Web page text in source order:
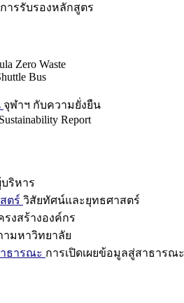
การรับรองหลักสูตร
Zero Waste
Bus
จุฬาฯ กับความยั่งยืน
Sustainability Report
ริหาร
ตร์ วิสัยทัศน์และยุทธศาสตร์
รงสร้างองค์กร
ามหาวิทยาลัย
ธารณะ การเปิดเผยข้อมูลสู่สาธารณะ